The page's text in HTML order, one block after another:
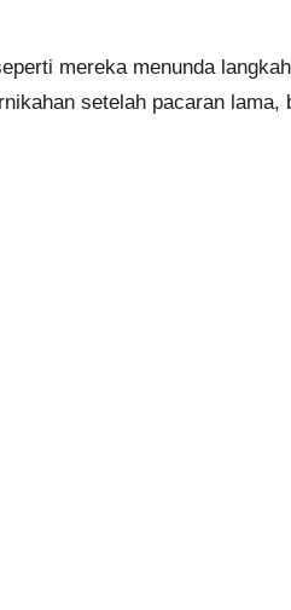
mereka menunda
setelah pacaran lama,